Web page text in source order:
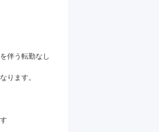
伴う転勤なし
ります。